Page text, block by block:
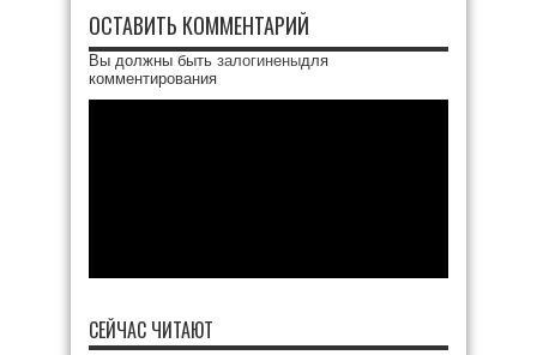
ОСТАВИТЬ КОММЕНТАРИЙ
Вы должны быть залогиненыдля
комментирования
СЕЙЧАС ЧИТАЮТ